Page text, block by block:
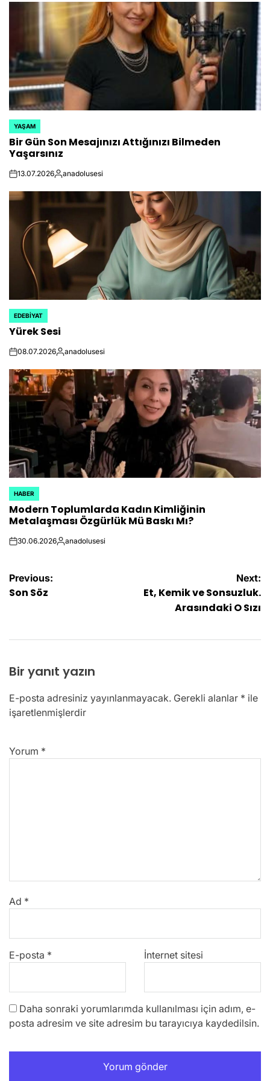
POSTED
IN
YAŞAM
Bir Gün Son Mesajınızı Attığınızı Bilmeden
Yaşarsınız
on13.07.2026Posted
anadolusesi
POSTED
IN
EDEBIYAT
Yürek Sesi
on08.07.2026Posted
anadolusesi
POSTED
IN
HABER
Modern Toplumlarda Kadın Kimliğinin
Metalaşması Özgürlük Mü Baskı Mı?
on30.06.2026Posted
anadolusesi
Yazı
gezinmesi
Previous:
Son Söz
Next:
Et, Kemik ve Sonsuzluk.
Arasındaki O Sızı
Bir yanıt yazın
E-posta adresiniz yayınlanmayacak. Gerekli alanlar * ile
işaretlenmişlerdir
Yorum *
Ad *
E-posta * İnternet sitesi
Daha sonraki yorumlarımda kullanılması için adım, e-
posta adresim ve site adresim bu tarayıcıya kaydedilsin.